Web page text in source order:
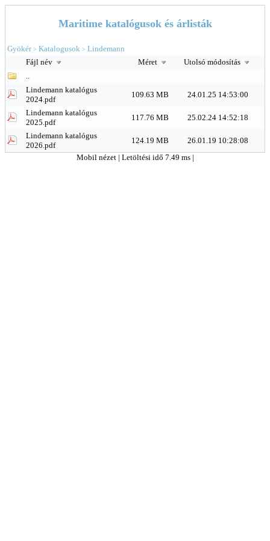
Maritime katalógusok és árlisták
Gyökér> Katalogusok > Lindemann
Fájl név
Méret
Utolsó módosítás
..
Lindemann katalógus
2024.pdf
109.63 MB
24.01.25 14:53:00
Lindemann katalógus
2025.pdf
117.76 MB
25.02.24 14:52:18
Lindemann katalógus
2026.pdf
124.19 MB
26.01.19 10:28:08
Mobil nézet | Letöltési idő 7.49 ms |